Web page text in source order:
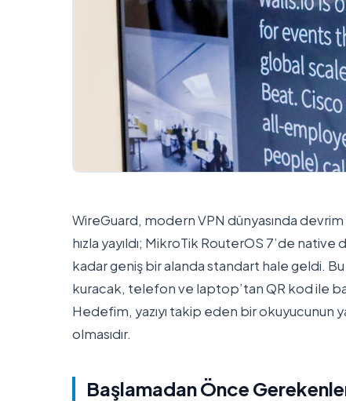
WireGuard, modern VPN dünyasında
hızla yayıldı; MikroTik RouterOS 7’de
kadar geniş bir alanda standart hale geldi. Bu
kuracak, telefon ve laptop’tan QR kod ile
Hedefim, yazıyı takip eden bir okuyucunun
olmasıdır.
Başlamadan Önce